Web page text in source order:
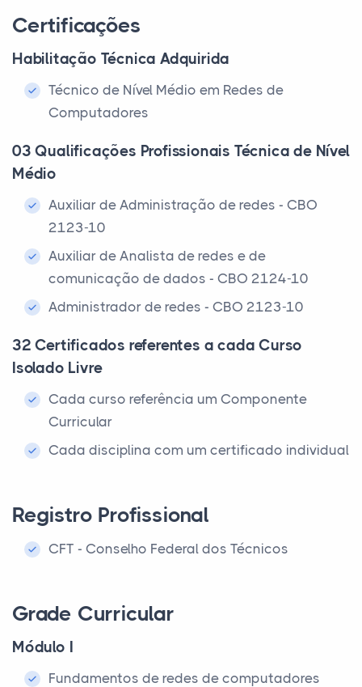
Certificações
Habilitação Técnica Adquirida
Técnico de Nível Médio em Redes de
Computadores
03 Qualificações Profissionais Técnica de Nível
Médio
Auxiliar de Administração de redes - CBO
2123-10
Auxiliar de Analista de redes e de
comunicação de dados - CBO 2124-10
Administrador de redes - CBO 2123-10
32 Certificados referentes a cada Curso
Isolado Livre
Cada curso referência um Componente
Curricular
Cada disciplina com um certificado individual
Registro Profissional
CFT - Conselho Federal dos Técnicos
Grade Curricular
Módulo I
Fundamentos de redes de computadores